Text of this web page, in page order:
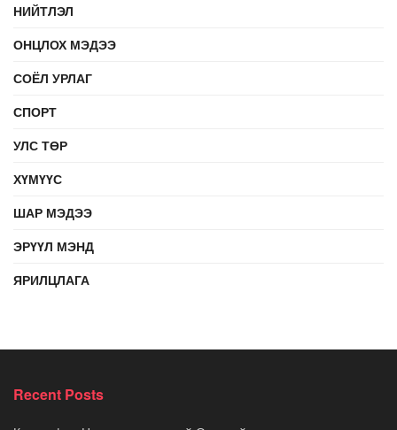
НИЙТЛЭЛ
ОНЦЛОХ МЭДЭЭ
СОЁЛ УРЛАГ
СПОРТ
УЛС ТӨР
ХҮМҮҮС
ШАР МЭДЭЭ
ЭРҮҮЛ МЭНД
ЯРИЛЦЛАГА
Recent Posts